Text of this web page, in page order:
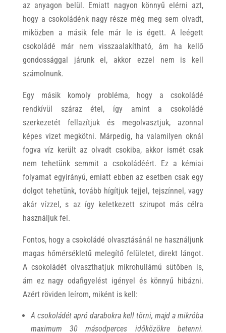
az anyagon belül. Emiatt nagyon könnyű elérni azt,
hogy a csokoládénk nagy része még meg sem olvadt,
miközben a másik fele már le is égett. A leégett
csokoládé már nem visszaalakítható, ám ha kellő
gondossággal járunk el, akkor ezzel nem is kell
számolnunk.
Egy másik komoly probléma, hogy a csokoládé
rendkívül száraz étel, így amint a csokoládé
szerkezetét fellazítjuk és megolvasztjuk, azonnal
képes vizet megkötni. Márpedig, ha valamilyen oknál
fogva víz került az olvadt csokiba, akkor ismét csak
nem tehetünk semmit a csokoládéért. Ez a kémiai
folyamat egyirányú, emiatt ebben az esetben csak egy
dolgot tehetünk, tovább hígítjuk tejjel, tejszínnel, vagy
akár vízzel, s az így keletkezett szirupot más célra
használjuk fel.
Fontos, hogy a csokoládé olvasztásánál ne használjunk
magas hőmérsékletű melegítő felületet, direkt lángot.
A csokoládét olvaszthatjuk mikrohullámú sütőben is,
ám ez nagy odafigyelést igényel és könnyű hibázni.
Azért röviden leírom, miként is kell:
A csokoládét apró darabokra kell törni, majd a mikróba
maximum 30 másodperces időközökre betenni.